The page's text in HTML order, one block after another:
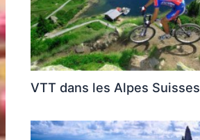
VTT dans les Alpes Suisses